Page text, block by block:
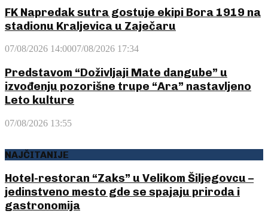
FK Napredak sutra gostuje ekipi Bora 1919 na
stadionu Kraljevica u Zaječaru
07/08/2026 14:0007/08/2026 17:34
Predstavom “Doživljaji Mate dangube” u
izvođenju pozorišne trupe “Ara” nastavljeno
Leto kulture
07/08/2026 13:55
NAJČITANIJE
Hotel-restoran “Zaks” u Velikom Šiljegovcu –
jedinstveno mesto gde se spajaju priroda i
gastronomija